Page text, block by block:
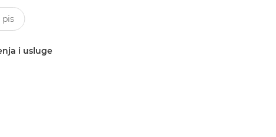
i usluge